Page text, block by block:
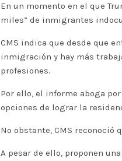
En un momento en el que
miles” de inmigrantes
CMS indica que desde que
inmigración y hay más
profesiones.
Por ello, el informe aboga
opciones de lograr la
No obstante, CMS reconoció
A pesar de ello, proponen